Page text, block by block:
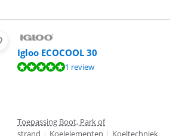
Igloo ECOCOOL 30
de 10, gebaseerd op 1 review.
1 review
Toepassing Boot, Park of
strand | Koelelementen | Koeltechniek